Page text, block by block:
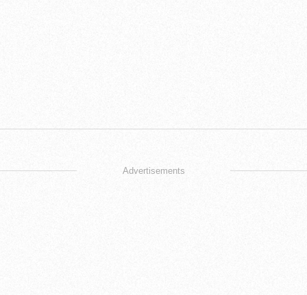
Advertisements